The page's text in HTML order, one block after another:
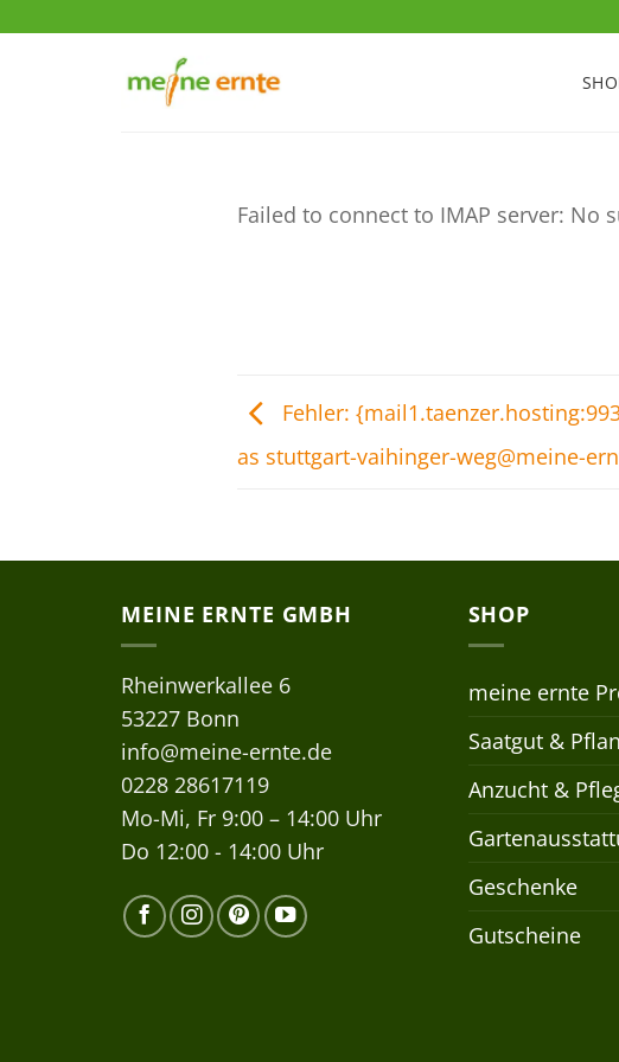
Failed to connect to IMAP server: No
Fehler:
as stuttgart-vaihinger-weg@meine-
MEINE ERNTE GMBH
Rheinwerkallee 6
53227 Bonn
info@meine-ernte.de
0228 28617119
Mo-Mi, Fr 9:00 – 14:00 Uhr
Do 12:00 - 14:00 Uhr
SHOP
meine ernte
Saatgut &
Anzucht &
Geschenke
Gutscheine